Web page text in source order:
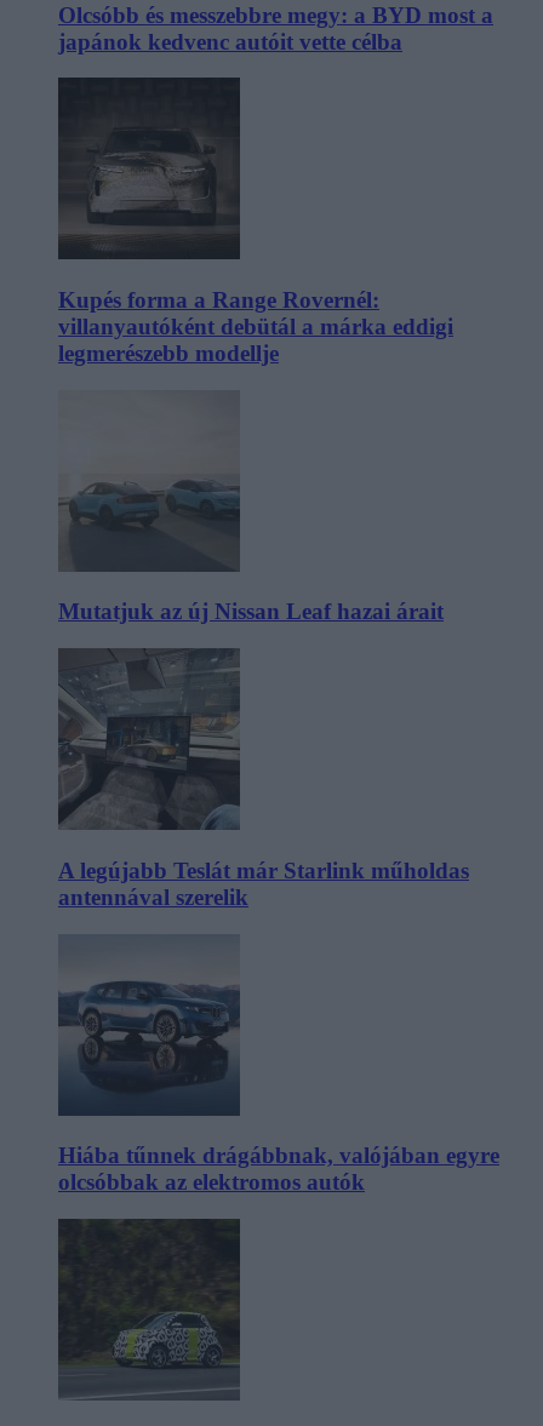
Olcsóbb és messzebbre megy: a BYD most a
japánok kedvenc autóit vette célba
Kupés forma a Range Rovernél:
villanyautóként debütál a márka eddigi
legmerészebb modellje
Mutatjuk az új Nissan Leaf hazai árait
A legújabb Teslát már Starlink műholdas
antennával szerelik
Hiába tűnnek drágábbnak, valójában egyre
olcsóbbak az elektromos autók